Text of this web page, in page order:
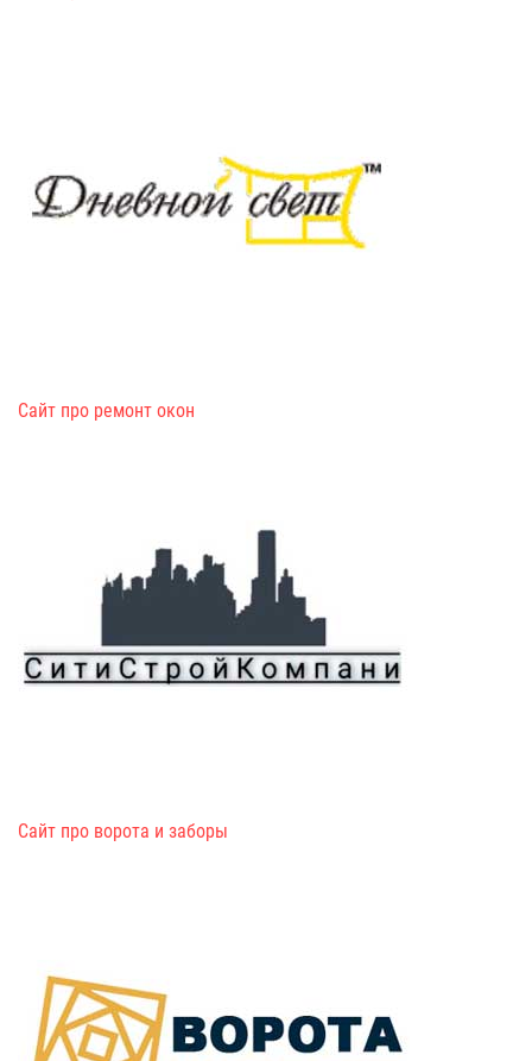
Сайт про ремонт окон
Сайт про ворота и заборы